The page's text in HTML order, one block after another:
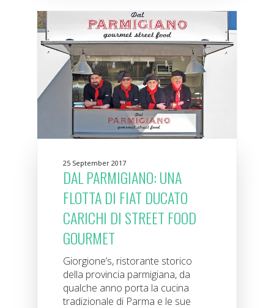
25 September 2017
DAL PARMIGIANO: UNA
FLOTTA DI FIAT DUCATO
CARICHI DI STREET FOOD
GOURMET
Giorgione’s, ristorante storico
della provincia parmigiana, da
qualche anno porta la cucina
tradizionale di Parma e le sue